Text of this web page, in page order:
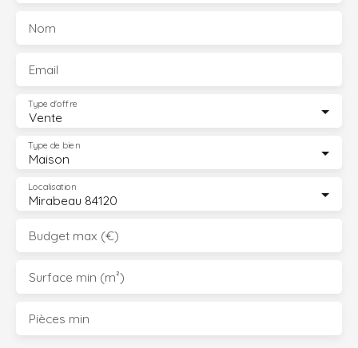
Nom
Email
Vente
Type d'offre
Maison
Type de bien
Mirabeau 84120
Localisation
Budget max (€)
Surface min (m²)
Pièces min